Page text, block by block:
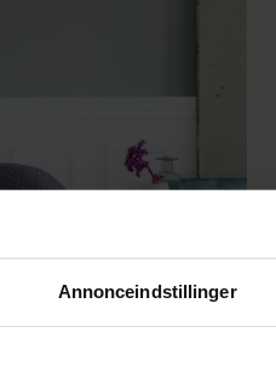
Annonceindstillinger